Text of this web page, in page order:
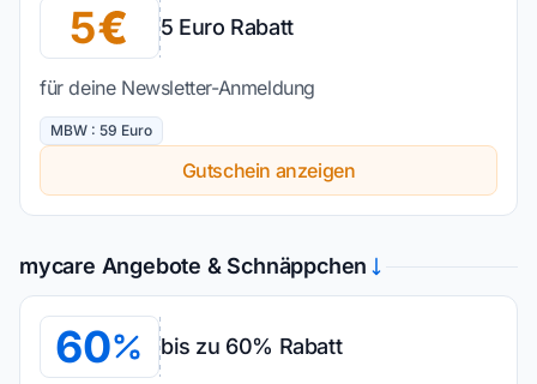
5 5 Euro Rabatt
für deine Newsletter-Anmeldung
MBW : 59 Euro
Gutschein anzeigen
mycare Angebote & Schnäppchen
60 bis zu 60% Rabatt